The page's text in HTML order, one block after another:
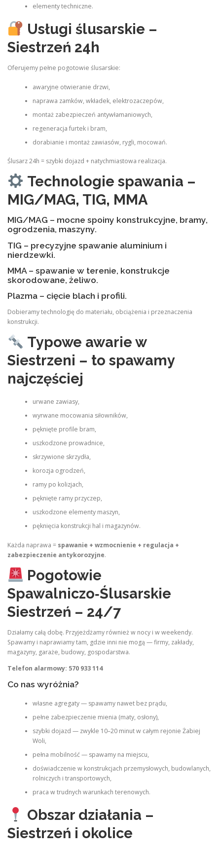
elementy techniczne.
Usługi ślusarskie –
Siestrzeń 24h
Oferujemy pełne pogotowie ślusarskie:
awaryjne otwieranie drzwi,
naprawa zamków, wkładek, elektrozaczepów,
montaż zabezpieczeń antywłamaniowych,
regeneracja furtek i bram,
dorabianie i montaż zawiasów, rygli, mocowań.
Ślusarz 24h = szybki dojazd + natychmiastowa realizacja.
Technologie spawania –
MIG/MAG, TIG, MMA
MIG/MAG – mocne spoiny konstrukcyjne, bramy,
ogrodzenia, maszyny.
TIG – precyzyjne spawanie aluminium i
nierdzewki.
MMA – spawanie w terenie, konstrukcje
skorodowane, żeliwo.
Plazma – cięcie blach i profili.
Dobieramy technologię do materiału, obciążenia i przeznaczenia
konstrukcji.
Typowe awarie w
Siestrzeni – to spawamy
najczęściej
urwane zawiasy,
wyrwane mocowania siłowników,
pęknięte profile bram,
uszkodzone prowadnice,
skrzywione skrzydła,
korozja ogrodzeń,
ramy po kolizjach,
pęknięte ramy przyczep,
uszkodzone elementy maszyn,
pęknięcia konstrukcji hal i magazynów.
Każda naprawa = spawanie + wzmocnienie + regulacja +
zabezpieczenie antykorozyjne.
Pogotowie
Spawalniczo‑Ślusarskie
Siestrzeń – 24/7
Działamy całą dobę. Przyjeżdżamy również w nocy i w weekendy.
Spawamy i naprawiamy tam, gdzie inni nie mogą — firmy, zakłady,
magazyny, garaże, budowy, gospodarstwa.
Telefon alarmowy: 570 933 114
Co nas wyróżnia?
własne agregaty — spawamy nawet bez prądu,
pełne zabezpieczenie mienia (maty, osłony),
szybki dojazd — zwykle 10–20 minut w całym rejonie Żabiej
Woli,
pełna mobilność — spawamy na miejscu,
doświadczenie w konstrukcjach przemysłowych, budowlanych,
rolniczych i transportowych,
praca w trudnych warunkach terenowych.
Obszar działania –
Siestrzeń i okolice